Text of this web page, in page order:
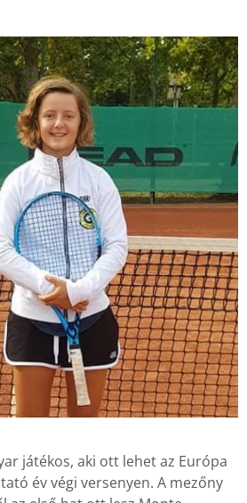
játékos, aki ott lehet az Európa
év végi versenyen. A mezőny